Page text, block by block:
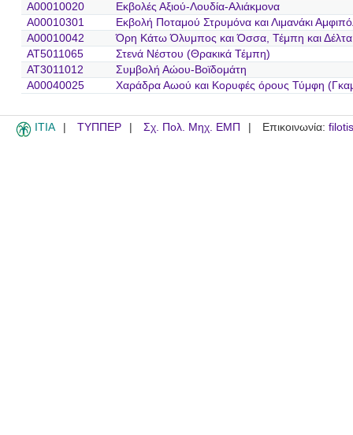
A00010020
Εκβολές Αξιού-Λουδία-Αλιάκμονα
A00010301
Εκβολή Ποταμού Στρυμόνα και Λιμανάκι
A00010042
Όρη Κάτω Όλυμπος και Όσσα, Τέμπη και Δέλτα
AT5011065
Στενά Νέστου (Θρακικά Τέμπη)
AT3011012
Συμβολή Αώου-Βοϊδομάτη
A00040025
Χαράδρα Αωού και Κορυφές όρους Τύμφη
ITIA ΤΥΠΠΕΡ Σχ. Πολ. Μηχ. ΕΜΠ Επικοινωνία: